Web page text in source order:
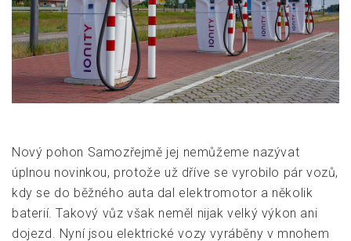
Nový pohon Samozřejmě jej nemůžeme nazývat
úplnou novinkou, protože už dříve se vyrobilo pár vozů,
kdy se do běžného auta dal elektromotor a několik
baterií. Takový vůz však neměl nijak velký výkon ani
dojezd. Nyní jsou elektrické vozy vyráběny v mnohem